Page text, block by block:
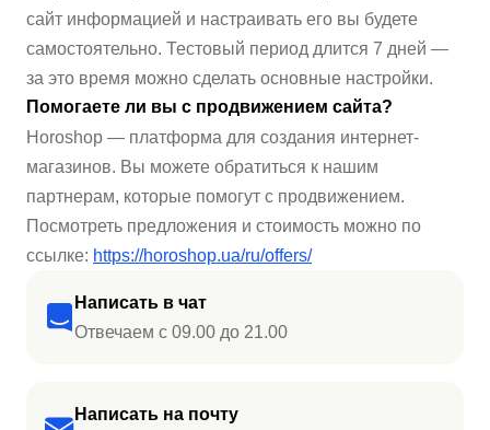
Написать в чат
Отвечаем с 09.00 до 21.00
Написать на почту
сайт информацией и настраивать его вы будете
самостоятельно. Тестовый период длится 7 дней —
за это время можно сделать основные настройки.
Помогаете ли вы с продвижением сайта?
Horoshop — платформа для создания интернет-
магазинов. Вы можете обратиться к нашим
партнерам, которые помогут с продвижением.
Посмотреть предложения и стоимость можно по
ссылке: https://horoshop.ua/ru/offers/